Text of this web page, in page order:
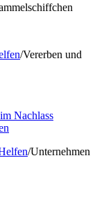
/Vererben und
Nachlass
/Unternehmen